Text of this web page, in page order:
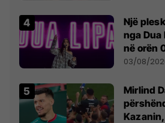
Një
nga Dua
në orën
- dhe
03/08/
Mirlind